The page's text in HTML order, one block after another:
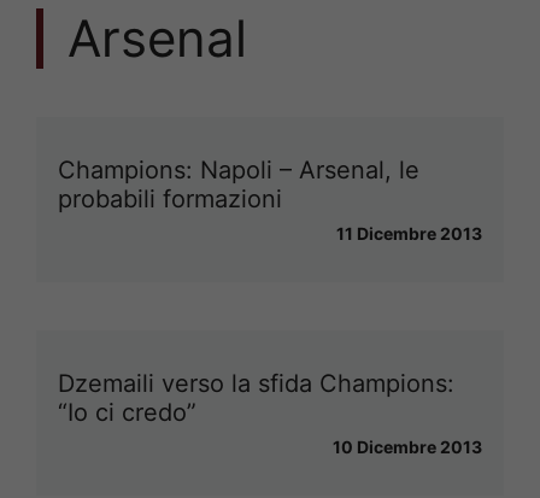
Arsenal
Champions: Napoli – Arsenal, le
probabili formazioni
11 Dicembre 2013
Dzemaili verso la sfida Champions:
“Io ci credo”
10 Dicembre 2013